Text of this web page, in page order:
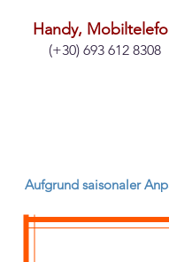
Handy,
(+30) 693 612 8308
Aufgrund saisonaler